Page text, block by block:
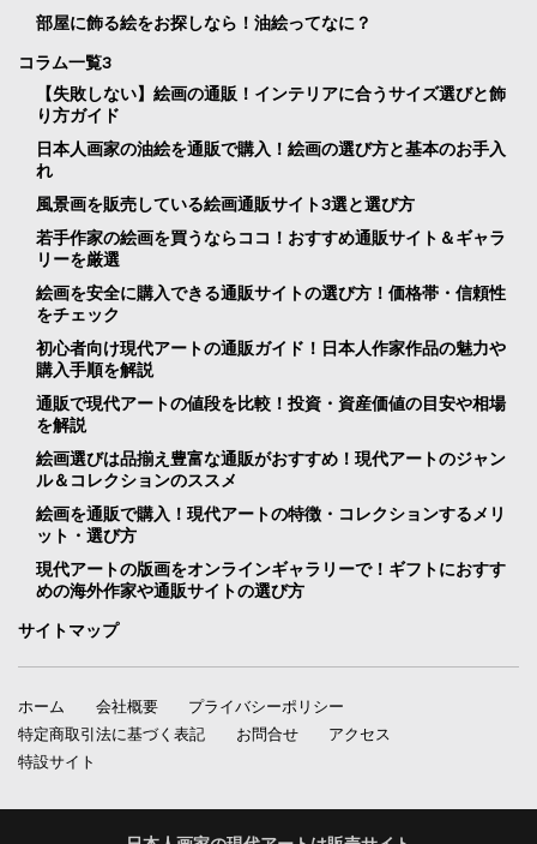
部屋に飾る絵をお探しなら！油絵ってなに？
コラム一覧3
【失敗しない】絵画の通販！インテリアに合うサイズ選びと飾
り方ガイド
日本人画家の油絵を通販で購入！絵画の選び方と基本のお手入
れ
風景画を販売している絵画通販サイト3選と選び方
若手作家の絵画を買うならココ！おすすめ通販サイト＆ギャラ
リーを厳選
絵画を安全に購入できる通販サイトの選び方！価格帯・信頼性
をチェック
初心者向け現代アートの通販ガイド！日本人作家作品の魅力や
購入手順を解説
通販で現代アートの値段を比較！投資・資産価値の目安や相場
を解説
絵画選びは品揃え豊富な通販がおすすめ！現代アートのジャン
ル＆コレクションのススメ
絵画を通販で購入！現代アートの特徴・コレクションするメリ
ット・選び方
現代アートの版画をオンラインギャラリーで！ギフトにおすす
めの海外作家や通販サイトの選び方
サイトマップ
ホーム 会社概要
プライバシーポリシー
特定商取引法に基づく表記
お問合せ
アクセス
特設サイト